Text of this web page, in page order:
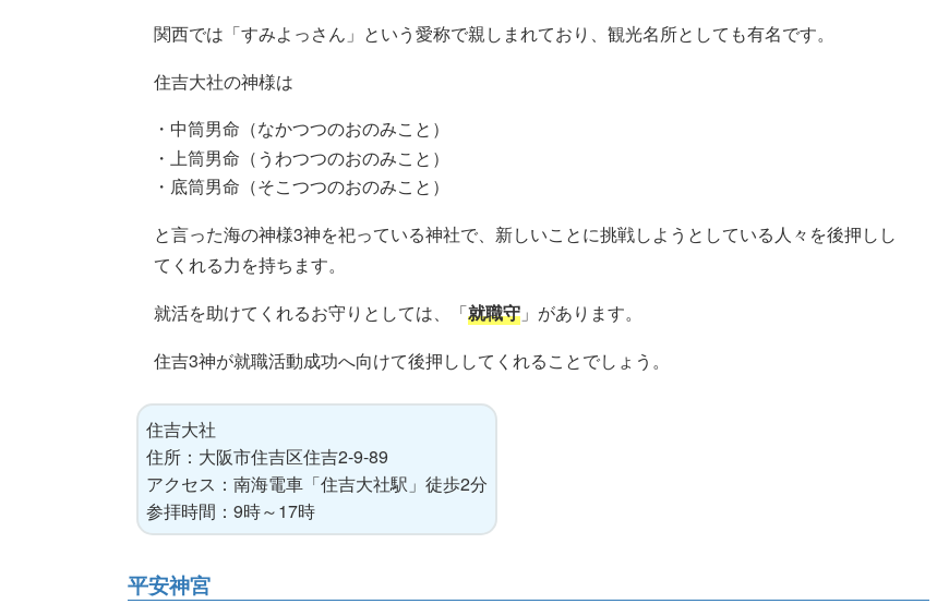
関西では「すみよっさん」という愛称で親しまれており、観光名所としても有名です。
住吉大社の神様は
・中筒男命（なかつつのおのみこと）
・上筒男命（うわつつのおのみこと）
・底筒男命（そこつつのおのみこと）
と言った海の神様3神を祀っている神社で、新しいことに挑戦しようとしている人々を後押しし
てくれる力を持ちます。
就活を助けてくれるお守りとしては、「就職守 」があります。
住吉3神が就職活動成功へ向けて後押ししてくれることでしょう。
住吉大社
住所：大阪市住吉区住吉2-9-89
アクセス：南海電車「住吉大社駅」徒歩2分
参拝時間：9時～17時
平安神宮